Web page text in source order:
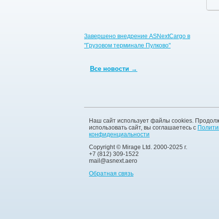
Завершено внедрение ASNextCargo в
"Грузовом терминале Пулково"
Все новости →
Наш сайт использует файлы cookies.
использовать сайт, вы соглашаетесь с
конфиденциальности
Copyright © Mirage Ltd. 2000-2025 г.
+7 (812) 309-1522
mail@asnext.aero
Обратная связь